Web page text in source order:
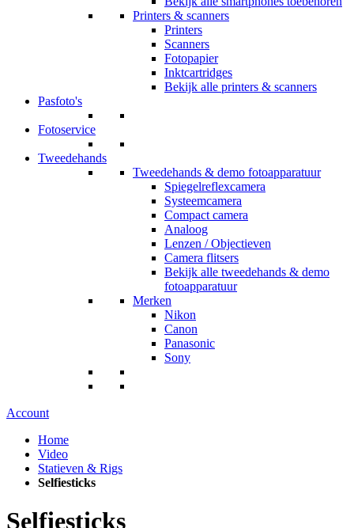
Printers & scanners
Printers
Scanners
Fotopapier
Inktcartridges
Bekijk alle printers & scanners
Pasfoto's
Fotoservice
Tweedehands
Tweedehands & demo fotoapparatuur
Spiegelreflexcamera
Systeemcamera
Compact camera
Analoog
Lenzen / Objectieven
Camera flitsers
Bekijk alle tweedehands & demo
fotoapparatuur
Merken
Nikon
Canon
Panasonic
Sony
Account
Home
Video
Statieven & Rigs
Selfiesticks
Selfiesticks